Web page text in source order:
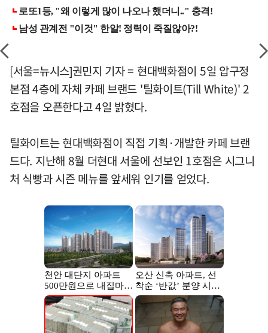
[서울=뉴시스]권민지 기자 = 현대백화점이 5일 압구정
본점 4층에 자체 카페 브랜드 '틸화이트(Till White)' 2
호점을 오픈한다고 4일 밝혔다.
틸화이트는 현대백화점이 직접 기획·개발한 카페 브랜
드다. 지난해 8월 더현대 서울에 선보인 1호점은 시그니
처 식빵과 시즌 메뉴를 앞세워 인기를 얻었다.